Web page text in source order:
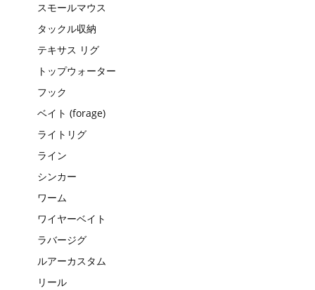
スモールマウス
タックル収納
テキサス リグ
トップウォーター
フック
ベイト (forage)
ライトリグ
ライン
シンカー
ワーム
ワイヤーベイト
ラバージグ
ルアーカスタム
リール